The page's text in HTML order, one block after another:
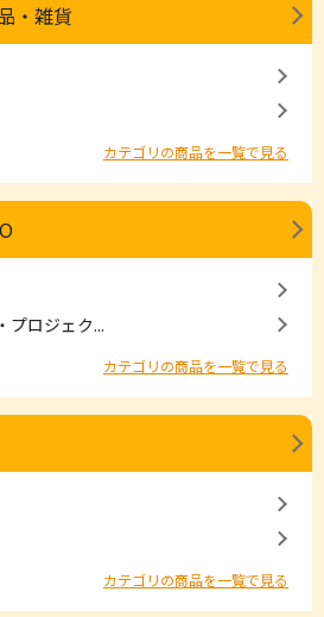
・雑貨
カテゴリの商品を一覧で見る
プロジェク...
カテゴリの商品を一覧で見る
カテゴリの商品を一覧で見る